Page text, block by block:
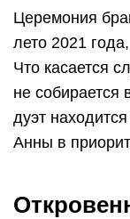
Церемония
лето 2021
Что касается
не собирается
дуэт
Анны в